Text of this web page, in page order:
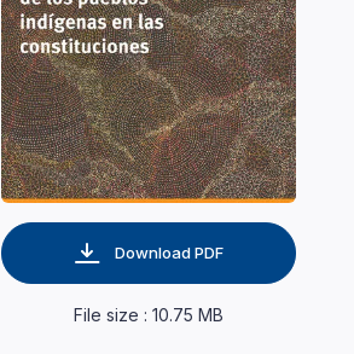
Download PDF
File size : 10.75 MB